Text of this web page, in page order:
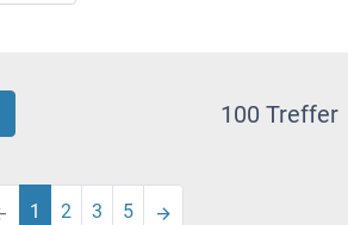
100 Treffer
1 2 3 5